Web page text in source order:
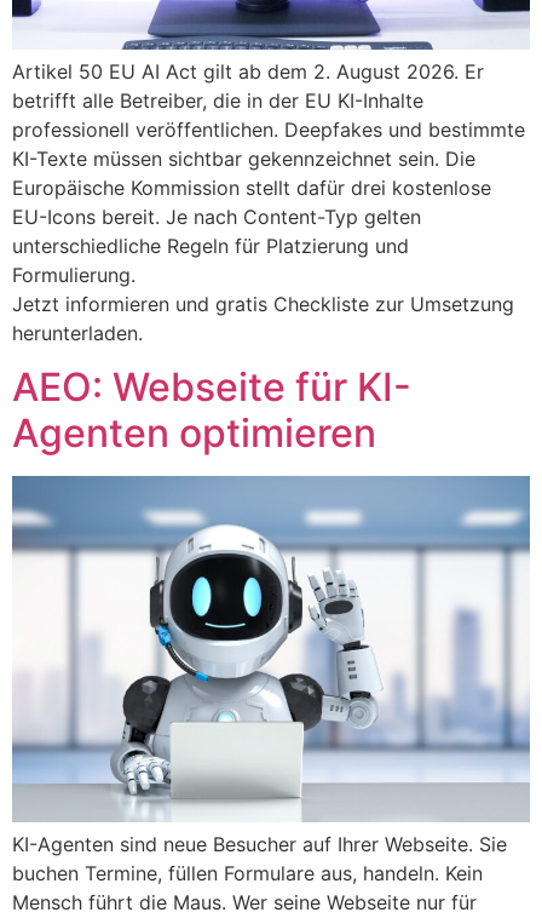
Artikel 50 EU AI Act gilt ab dem 2. August 2026. Er
betrifft alle Betreiber, die in der EU KI-Inhalte
professionell veröffentlichen. Deepfakes und bestimmte
KI-Texte müssen sichtbar gekennzeichnet sein. Die
Europäische Kommission stellt dafür drei kostenlose
EU-Icons bereit. Je nach Content-Typ gelten
unterschiedliche Regeln für Platzierung und
Formulierung.
Jetzt informieren und gratis Checkliste zur Umsetzung
herunterladen.
AEO: Webseite für KI-
Agenten optimieren
KI-Agenten sind neue Besucher auf Ihrer Webseite. Sie
buchen Termine, füllen Formulare aus, handeln. Kein
Mensch führt die Maus. Wer seine Webseite nur für